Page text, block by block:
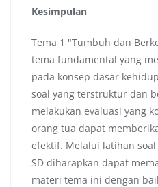
Kesimpulan
Tema 1 "Tumbuh dan
tema fundamental yang
pada konsep dasar
soal yang terstruktur dan
melakukan evaluasi yang
orang tua dapat
efektif. Melalui latihan soal
SD diharapkan dapat
materi tema ini dengan